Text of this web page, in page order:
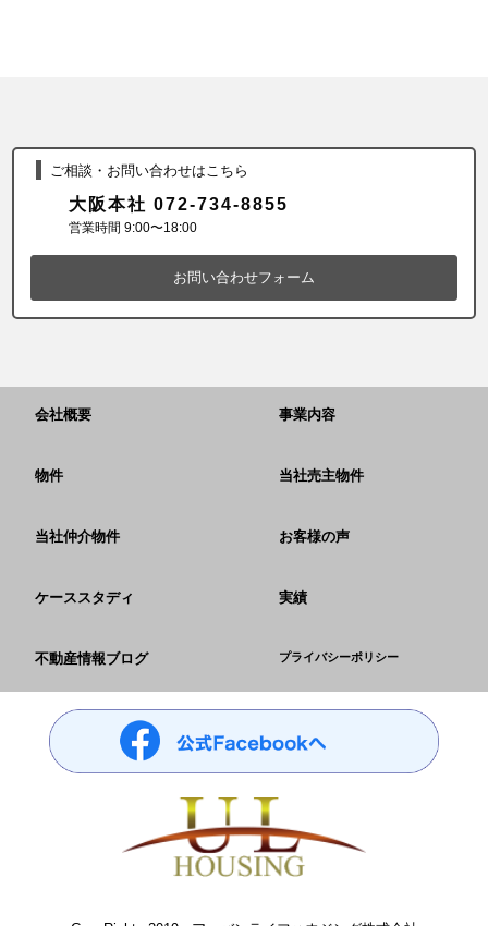
ご相談・お問い合わせはこちら
大阪本社 072-734-8855
営業時間 9:00〜18:00
お問い合わせフォーム
会社概要 事業内容
物件 当社売主物件
当社仲介物件 お客様の声
ケーススタディ 実績
不動産情報ブログ プライバシーポリシー